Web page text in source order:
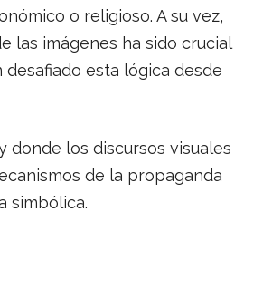
o religioso. A su vez,
las imágenes ha sido crucial
esta lógica desde
donde los discursos visuales
de la propaganda
simbólica.